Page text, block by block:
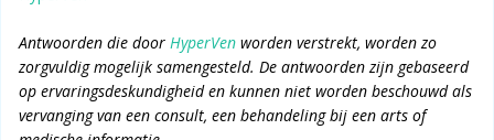
Antwoorden die door HyperVen worden verstrekt, worden zo
zorgvuldig mogelijk samengesteld. De antwoorden zijn gebaseerd
op ervaringsdeskundigheid en kunnen niet worden beschouwd als
vervanging van een consult, een behandeling bij een arts of